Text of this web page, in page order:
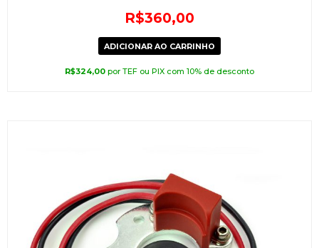
R$360,00
ADICIONAR AO CARRINHO
R$324,00 por TEF ou PIX com 10% de desconto